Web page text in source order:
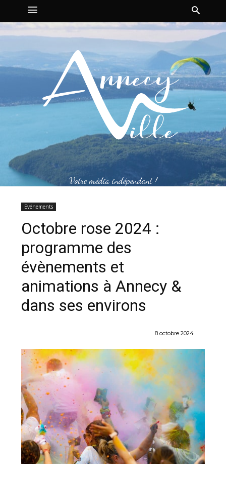
Votre média indépendant !
Evénements
Octobre rose 2024 :
programme des
évènements et
animations à Annecy &
dans ses environs
8 octobre 2024